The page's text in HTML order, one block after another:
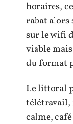
horaires,
rabat alors
sur le wifi
viable
du format
Le littoral
télétravail,
calme,